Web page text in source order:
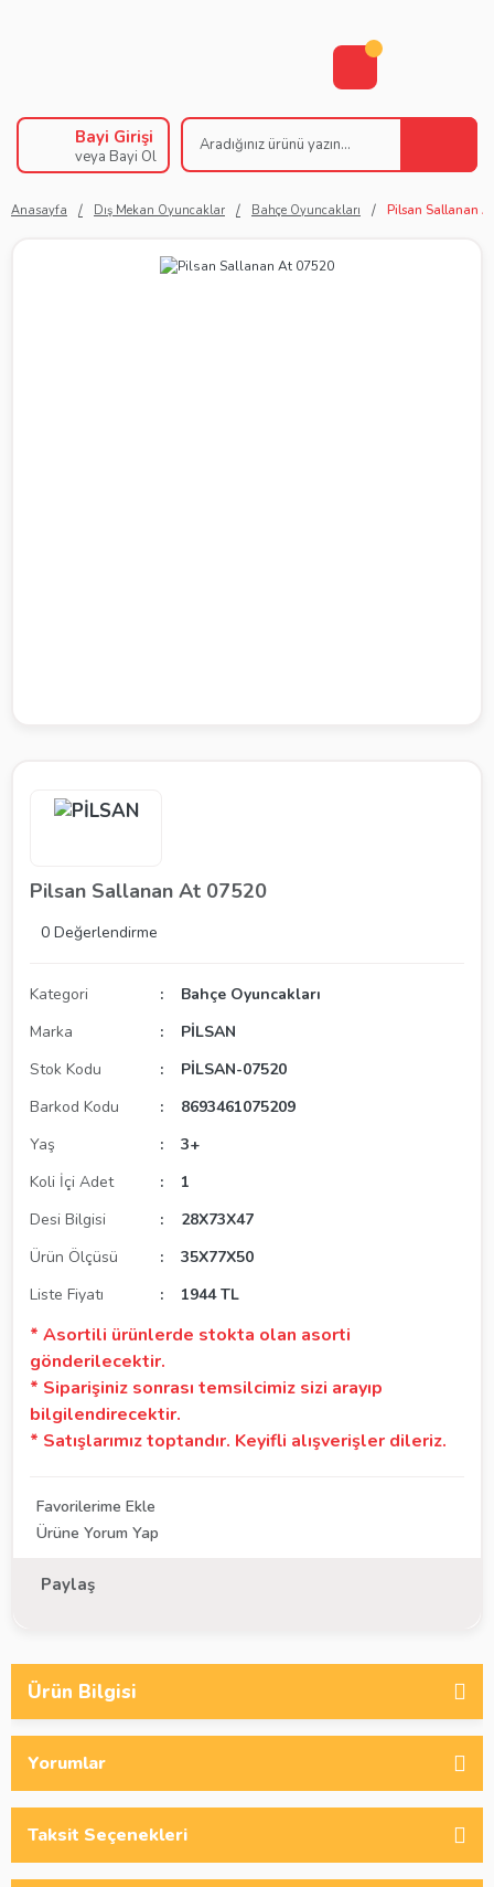
Bayi Girişi
veya Bayi Ol
Anasayfa Dış Mekan Oyuncaklar Bahçe Oyuncakları Pilsan Sallanan
Pilsan Sallanan At 07520
0 Değerlendirme
Kategori
Bahçe Oyuncakları
Marka
PİLSAN
Stok Kodu
PİLSAN-07520
Barkod Kodu
8693461075209
Yaş
3+
Koli İçi Adet
1
Desi Bilgisi
28X73X47
Ürün Ölçüsü
35X77X50
Liste Fiyatı
1944 TL
* Asortili ürünlerde stokta olan asorti
gönderilecektir.
* Siparişiniz sonrası temsilcimiz sizi arayıp
bilgilendirecektir.
* Satışlarımız toptandır. Keyifli alışverişler dileriz.
Ürüne Yorum Yap
Paylaş
Ürün Bilgisi
Yorumlar
Taksit Seçenekleri